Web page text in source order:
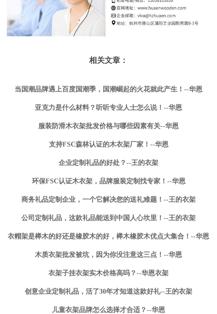
相关文章：
当国潮品牌遇上百度国潮季，国潮崛起的火花就此产生！--华恩
亚克力是什么材料？听听专业人士怎么说！--华恩
服装防滑木衣架批发价格与哪些因素有关--华恩
支持FSC森林认证的木衣架厂家！--华恩
企业定制礼品的好处？--王的衣架
环保FSC认证木衣架，品牌服装定制找专家！--华恩
商务礼品定制企业，一个它解决您的送礼难题！--王的衣架
公司定制礼品，这款礼品能送到中国人心坎里！--王的衣架
衣帽架是榉木的好还是橡胶木的好，榉木橡胶木优点大集合！--华恩
木质衣架批发被坑，因为你没注意这三点！--华恩
衣架子挂衣架实木价格高吗？--华恩衣架
创意企业定制礼品，活了30年才知道这款好礼--王的衣架
儿童衣架品牌怎么选择才合适？--华恩